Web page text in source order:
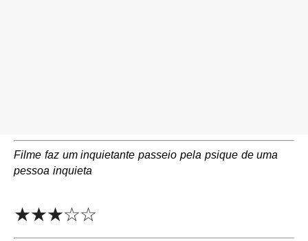
Filme faz um inquietante passeio pela psique de uma
pessoa inquieta
★★★☆☆